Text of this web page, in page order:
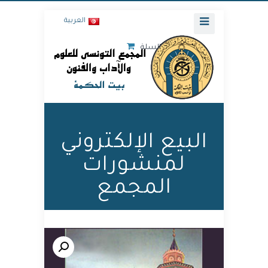
العربية
السلة
البيع الإلكتروني
لمنشورات
المجمع
🔍